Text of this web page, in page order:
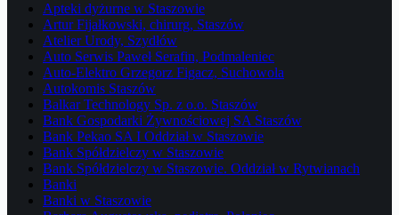
Apteki dyżurne w Staszowie
Artur Fijałkowski, chirurg, Staszów
Atelier Urody, Szydłów
Auto Serwis Paweł Serafin, Podmaleniec
Auto-Elektro Grzegorz Figacz, Suchowola
Autokomis Staszów
Balkar Technology Sp. z o.o. Staszów
Bank Gospodarki Żywnościowej SA Staszów
Bank Pekao SA I Oddział w Staszowie
Bank Spółdzielczy w Staszowie
Bank Spółdzielczy w Staszowie. Oddział w Rytwianach
Banki
Banki w Staszowie